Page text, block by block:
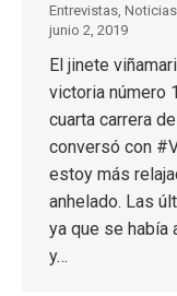
Entrevistas
junio 2, 2019
El jinete
victoria número
cuarta carrera
conversó con
estoy más
anhelado. Las
ya que se había
y…